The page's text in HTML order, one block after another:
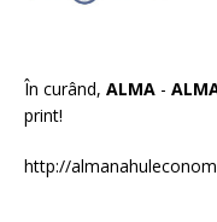
În curând, ALMA -
print!
http://